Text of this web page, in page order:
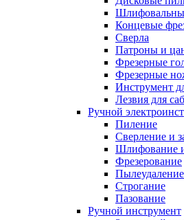
Концевые
Сверла
Патроны и
Фрезерные
Фрезерные
Инструмент
Лезвия для
Ручной
Пиление
Сверление и
Шлифование
Фрезерование
Пылеудаление
Строгание
Пазование
Ручной инструмент